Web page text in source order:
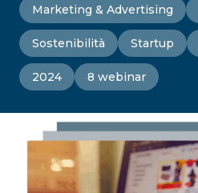
Marketing & Advertising
Sostenibilità Startup
2024 8 webinar